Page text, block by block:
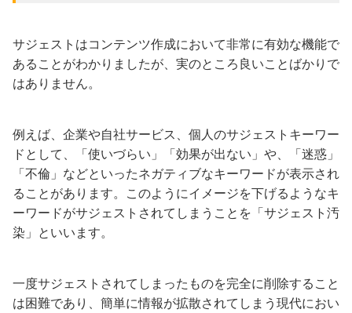
サジェストはコンテンツ作成において非常に有効な機能で
あることがわかりましたが、実のところ良いことばかりで
はありません。
例えば、企業や自社サービス、個人のサジェストキーワー
ドとして、「使いづらい」「効果が出ない」や、「迷惑」
「不倫」などといったネガティブなキーワードが表示され
ることがあります。このようにイメージを下げるようなキ
ーワードがサジェストされてしまうことを「サジェスト汚
染」といいます。
一度サジェストされてしまったものを完全に削除すること
は困難であり、簡単に情報が拡散されてしまう現代におい